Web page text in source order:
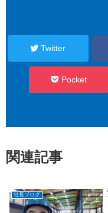
Twitter
Pocket
関連記事
社長ブログ